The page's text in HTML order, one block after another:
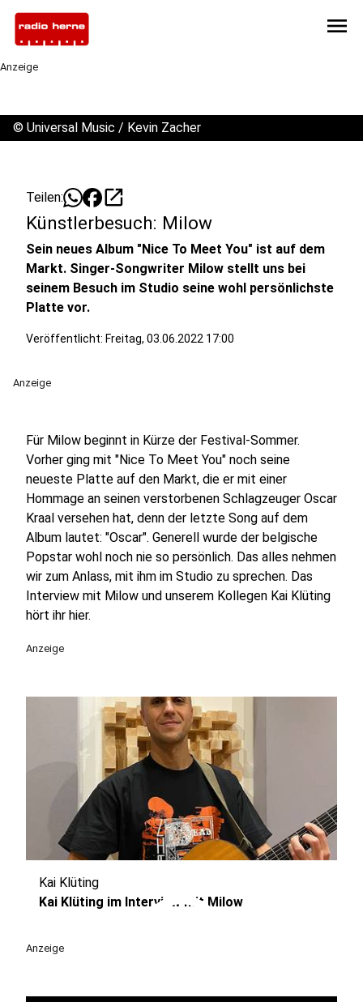
menu
Anzeige
© Universal Music / Kevin Zacher
Teilen: open_in_new
Künstlerbesuch: Milow
Sein neues Album "Nice To Meet You" ist auf dem
Markt. Singer-Songwriter Milow stellt uns bei
seinem Besuch im Studio seine wohl persönlichste
Platte vor.
Veröffentlicht: Freitag, 03.06.2022 17:00
Anzeige
Für Milow beginnt in Kürze der Festival-Sommer.
Vorher ging mit "Nice To Meet You" noch seine
neueste Platte auf den Markt, die er mit einer
Hommage an seinen verstorbenen Schlagzeuger Oscar
Kraal versehen hat, denn der letzte Song auf dem
Album lautet: "Oscar". Generell wurde der belgische
Popstar wohl noch nie so persönlich. Das alles nehmen
wir zum Anlass, mit ihm im Studio zu sprechen. Das
Interview mit Milow und unserem Kollegen Kai Klüting
hört ihr hier.
Anzeige
play_circle
Kai Klüting
Kai Klüting im Interview mit Milow
Anzeige